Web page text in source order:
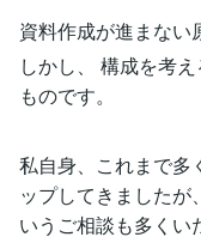
資料作成が進まない
しかし、 構成を考
ものです。
私自身、これまで多
ップしてきましたが、
いうご相談も多くい